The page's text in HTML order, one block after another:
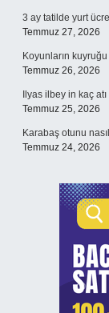
3 ay tatilde yurt
Temmuz 27, 2026
Koyunların
Temmuz 26, 2026
Ilyas ilbey in kaç
Temmuz 25, 2026
Karabaş otunu
Temmuz 24, 2026